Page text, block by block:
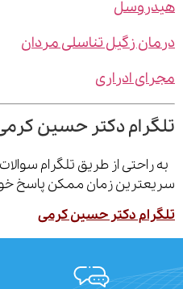
زگیل تناسلی مردان
ادراری
دکتر حسین کرمی
از طریق تلگرام سوالات خود
زمان ممکن پاسخ خود را
دکتر حسین کرمی